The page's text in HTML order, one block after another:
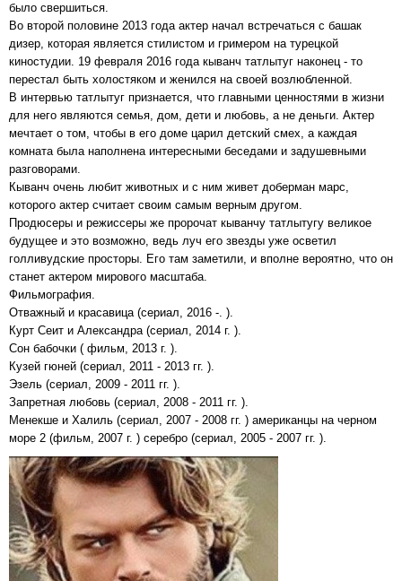
было свершиться.
Во второй половине 2013 года актер начал встречаться с башак
дизер, которая является стилистом и гримером на турецкой
киностудии. 19 февраля 2016 года кыванч татлытуг наконец - то
перестал быть холостяком и женился на своей возлюбленной.
В интервью татлытуг признается, что главными ценностями в жизни
для него являются семья, дом, дети и любовь, а не деньги. Актер
мечтает о том, чтобы в его доме царил детский смех, а каждая
комната была наполнена интересными беседами и задушевными
разговорами.
Кыванч очень любит животных и с ним живет доберман марс,
которого актер считает своим самым верным другом.
Продюсеры и режиссеры же пророчат кыванчу татлытугу великое
будущее и это возможно, ведь луч его звезды уже осветил
голливудские просторы. Его там заметили, и вполне вероятно, что он
станет актером мирового масштаба.
Фильмография.
Отважный и красавица (сериал, 2016 -. ).
Курт Сеит и Александра (сериал, 2014 г. ).
Сон бабочки ( фильм, 2013 г. ).
Кузей гюней (сериал, 2011 - 2013 гг. ).
Эзель (сериал, 2009 - 2011 гг. ).
Запретная любовь (сериал, 2008 - 2011 гг. ).
Менекше и Халиль (сериал, 2007 - 2008 гг. ) американцы на черном
море 2 (фильм, 2007 г. ) серебро (сериал, 2005 - 2007 гг. ).